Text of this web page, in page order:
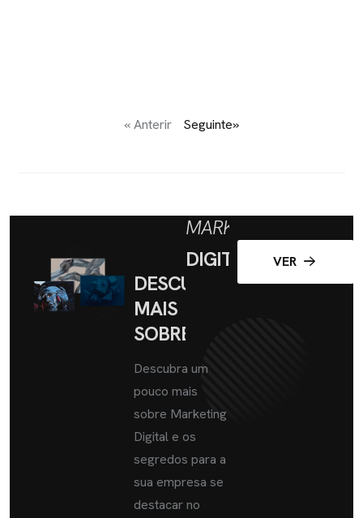
« Anterir Seguinte»
DESCUBRA
MAIS
SOBRE
MARKETING
DIGITAL
Descubra um
pouco mais
sobre Marketing
Digital e os
segredos para a
sua empresa se
destacar no
VER